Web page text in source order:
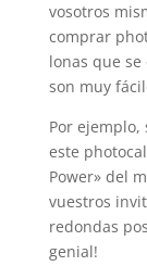
vosotros
comprar
lonas que
son muy
Por
este
Power» del
vuestros
redondas
genial!